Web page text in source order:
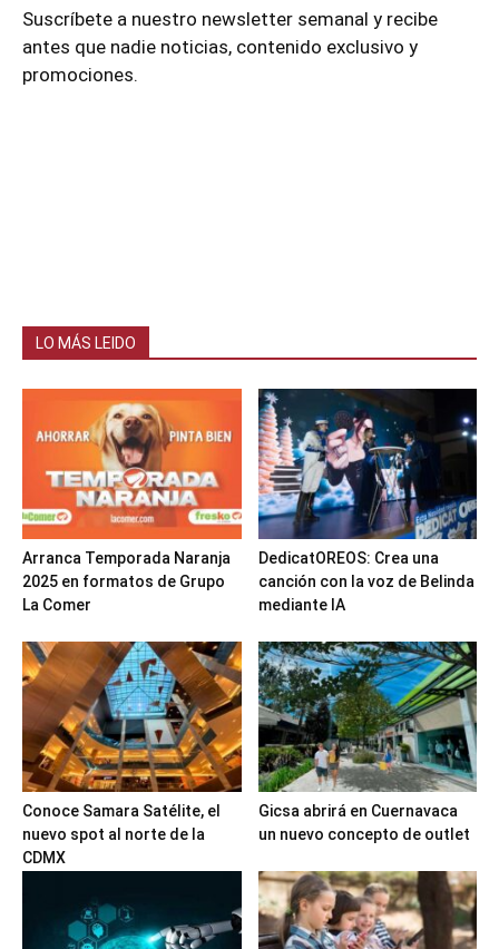
Suscríbete a nuestro newsletter semanal y recibe
antes que nadie noticias, contenido exclusivo y
promociones.
LO MÁS LEIDO
Arranca Temporada Naranja
2025 en formatos de Grupo
La Comer
DedicatOREOS: Crea una
canción con la voz de Belinda
mediante IA
Conoce Samara Satélite, el
nuevo spot al norte de la
CDMX
Gicsa abrirá en Cuernavaca
un nuevo concepto de outlet